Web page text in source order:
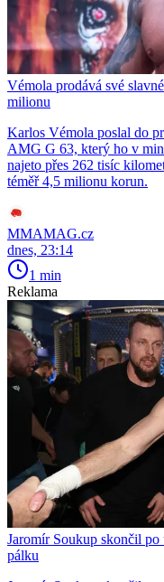
Vémola prodává své
milionu
Karlos Vémola poslal do
AMG G 63, který ho v
najeto přes 262 tisíc
téměř 4,5 milionu korun.
MMAMAG.cz
dnes, 23:14
1 min
Reklama
Jaromír Soukup skončil
pálku